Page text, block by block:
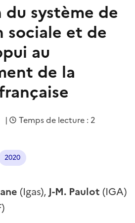
du système de
et de
au
de la
|
Temps de lecture : 2
2020
(Igas),J-M. Paulot (IGA)